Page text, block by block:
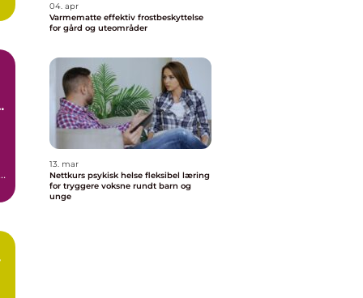
04. apr
Varmematte effektiv frostbeskyttelse
for gård og uteområder
13. mar
Nettkurs psykisk helse fleksibel læring
for tryggere voksne rundt barn og
unge